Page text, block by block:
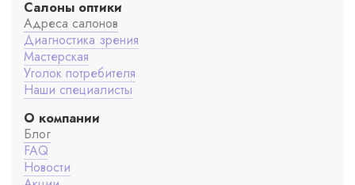
Салоны оптики
Адреса салонов
Диагностика зрения
Мастерская
Уголок потребителя
Наши специалисты
О компании
Блог
FAQ
Новости